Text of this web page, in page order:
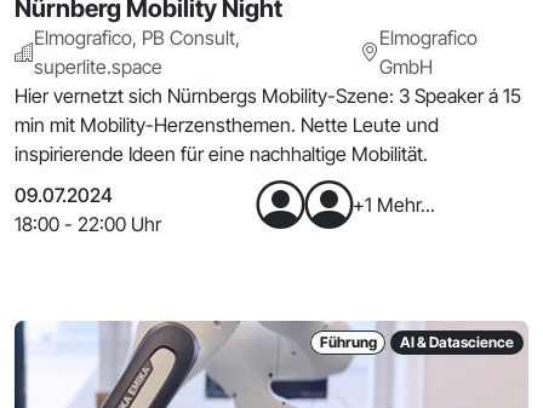
Nürnberg Mobility Night
Elmografico, PB Consult,
superlite.space
Elmografico
GmbH
Hier vernetzt sich Nürnbergs Mobility-Szene: 3 Speaker á 15
min mit Mobility-Herzensthemen. Nette Leute und
inspirierende Ideen für eine nachhaltige Mobilität.
09.07.2024
18:00 - 22:00 Uhr
+1 Mehr...
Führung AI & Datascience